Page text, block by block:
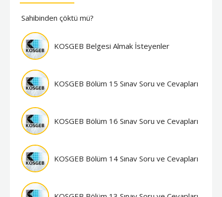
Sahibinden çöktü mü?
KOSGEB Belgesi Almak İsteyenler
KOSGEB Bölüm 15 Sınav Soru ve Cevapları
KOSGEB Bölüm 16 Sınav Soru ve Cevapları
KOSGEB Bölüm 14 Sınav Soru ve Cevapları